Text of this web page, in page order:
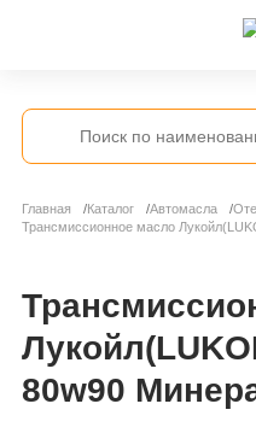
Главная Каталог Автомасла
Трансмиссионное масло
80w90